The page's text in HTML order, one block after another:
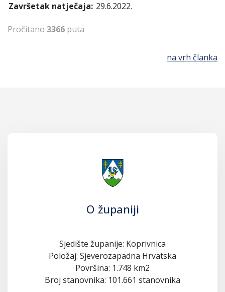
Završetak natječaja: 29.6.2022.
Pročitano 3366 puta
na vrh članka
O županiji
Sjedište županije: Koprivnica
Položaj: Sjeverozapadna Hrvatska
Površina: 1.748 km2
Broj stanovnika: 101.661 stanovnika